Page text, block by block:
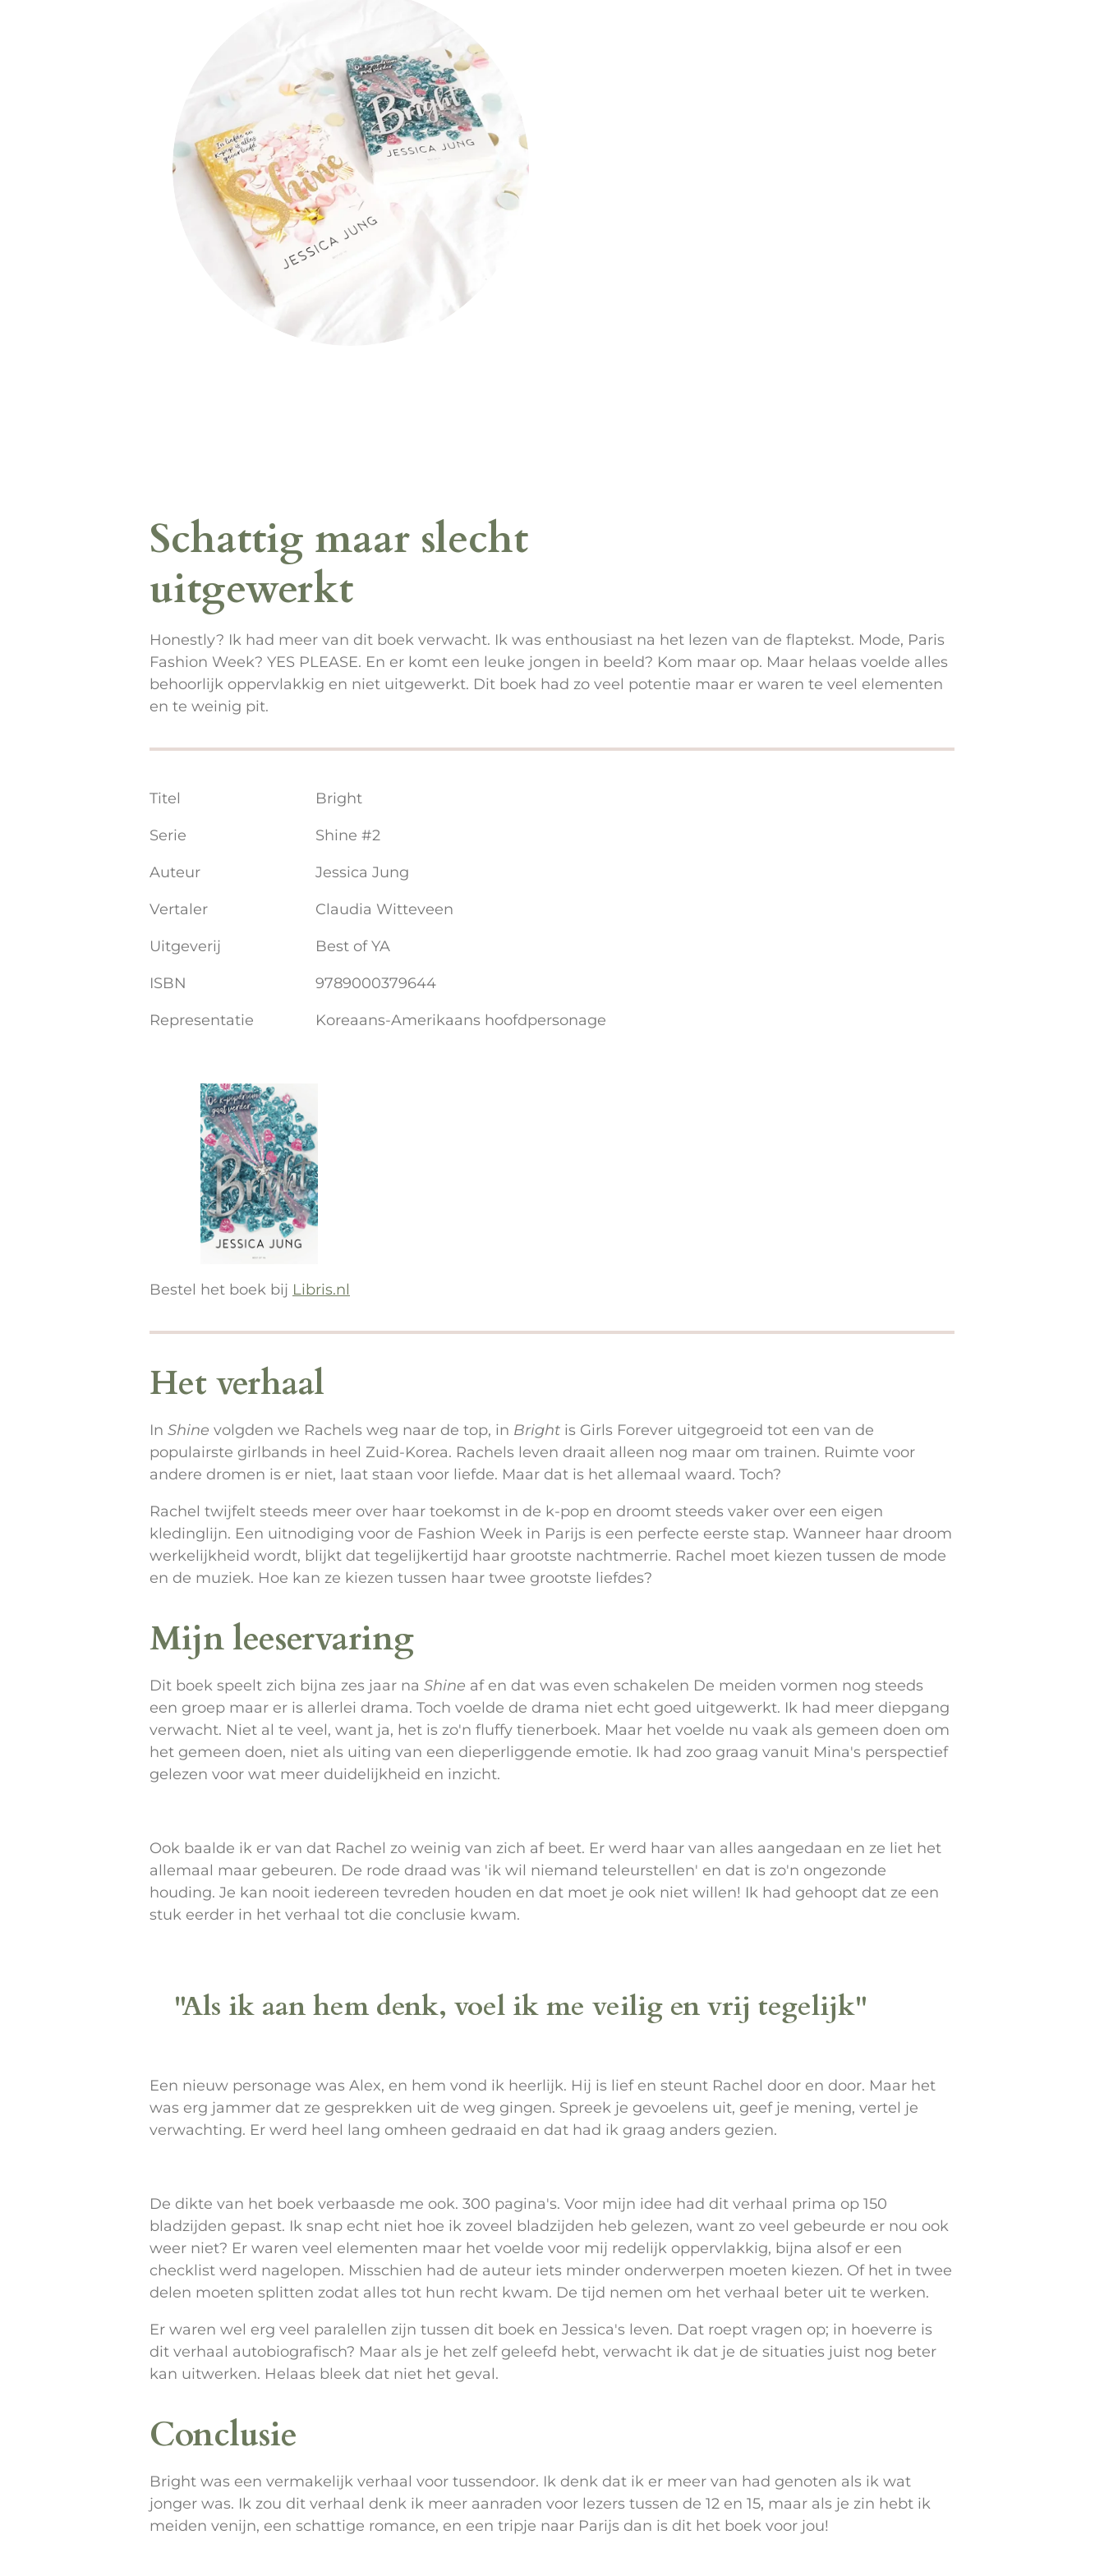
Schattig maar slecht
uitgewerkt
Honestly? Ik had meer van dit boek verwacht. Ik was enthousiast na het lezen van de flaptekst. Mode, Paris
Fashion Week? YES PLEASE. En er komt een leuke jongen in beeld? Kom maar op. Maar helaas voelde alles
behoorlijk oppervlakkig en niet uitgewerkt. Dit boek had zo veel potentie maar er waren te veel elementen
en te weinig pit.
Titel Bright
Serie Shine #2
Auteur Jessica Jung
Vertaler Claudia Witteveen
Uitgeverij Best of YA
ISBN 9789000379644
Representatie Koreaans-Amerikaans hoofdpersonage
Bestel het boek bij Libris.nl
Het verhaal
In Shine volgden we Rachels weg naar de top, in Bright is Girls Forever uitgegroeid tot een van de
populairste girlbands in heel Zuid-Korea. Rachels leven draait alleen nog maar om trainen. Ruimte voor
andere dromen is er niet, laat staan voor liefde. Maar dat is het allemaal waard. Toch?
Rachel twijfelt steeds meer over haar toekomst in de k-pop en droomt steeds vaker over een eigen
kledinglijn. Een uitnodiging voor de Fashion Week in Parijs is een perfecte eerste stap. Wanneer haar droom
werkelijkheid wordt, blijkt dat tegelijkertijd haar grootste nachtmerrie. Rachel moet kiezen tussen de mode
en de muziek. Hoe kan ze kiezen tussen haar twee grootste liefdes?
Mijn leeservaring
Dit boek speelt zich bijna zes jaar na Shine af en dat was even schakelen De meiden vormen nog steeds
een groep maar er is allerlei drama. Toch voelde de drama niet echt goed uitgewerkt. Ik had meer diepgang
verwacht. Niet al te veel, want ja, het is zo'n fluffy tienerboek. Maar het voelde nu vaak als gemeen doen om
het gemeen doen, niet als uiting van een dieperliggende emotie. Ik had zoo graag vanuit Mina's perspectief
gelezen voor wat meer duidelijkheid en inzicht.
Ook baalde ik er van dat Rachel zo weinig van zich af beet. Er werd haar van alles aangedaan en ze liet het
allemaal maar gebeuren. De rode draad was 'ik wil niemand teleurstellen' en dat is zo'n ongezonde
houding. Je kan nooit iedereen tevreden houden en dat moet je ook niet willen! Ik had gehoopt dat ze een
stuk eerder in het verhaal tot die conclusie kwam.
"Als ik aan hem denk, voel ik me veilig en vrij tegelijk"
Een nieuw personage was Alex, en hem vond ik heerlijk. Hij is lief en steunt Rachel door en door. Maar het
was erg jammer dat ze gesprekken uit de weg gingen. Spreek je gevoelens uit, geef je mening, vertel je
verwachting. Er werd heel lang omheen gedraaid en dat had ik graag anders gezien.
De dikte van het boek verbaasde me ook. 300 pagina's. Voor mijn idee had dit verhaal prima op 150
bladzijden gepast. Ik snap echt niet hoe ik zoveel bladzijden heb gelezen, want zo veel gebeurde er nou ook
weer niet? Er waren veel elementen maar het voelde voor mij redelijk oppervlakkig, bijna alsof er een
checklist werd nagelopen. Misschien had de auteur iets minder onderwerpen moeten kiezen. Of het in twee
delen moeten splitten zodat alles tot hun recht kwam. De tijd nemen om het verhaal beter uit te werken.
Er waren wel erg veel paralellen zijn tussen dit boek en Jessica's leven. Dat roept vragen op; in hoeverre is
dit verhaal autobiografisch? Maar als je het zelf geleefd hebt, verwacht ik dat je de situaties juist nog beter
kan uitwerken. Helaas bleek dat niet het geval.
Conclusie
Bright was een vermakelijk verhaal voor tussendoor. Ik denk dat ik er meer van had genoten als ik wat
jonger was. Ik zou dit verhaal denk ik meer aanraden voor lezers tussen de 12 en 15, maar als je zin hebt ik
meiden venijn, een schattige romance, en een tripje naar Parijs dan is dit het boek voor jou!